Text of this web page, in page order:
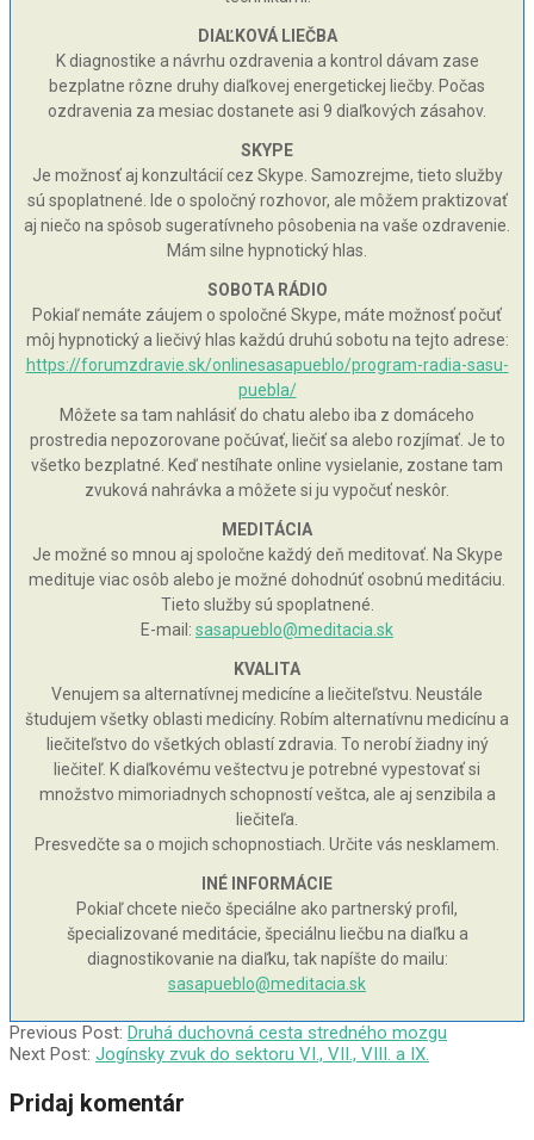
DIAĽKOVÁ LIEČBA
K diagnostike a návrhu ozdravenia a kontrol dávam zase
bezplatne rôzne druhy diaľkovej energetickej liečby. Počas
ozdravenia za mesiac dostanete asi 9 diaľkových zásahov.
SKYPE
Je možnosť aj konzultácií cez Skype. Samozrejme, tieto služby
sú spoplatnené. Ide o spoločný rozhovor, ale môžem praktizovať
aj niečo na spôsob sugeratívneho pôsobenia na vaše ozdravenie.
Mám silne hypnotický hlas.
SOBOTA RÁDIO
Pokiaľ nemáte záujem o spoločné Skype, máte možnosť počuť
môj hypnotický a liečivý hlas každú druhú sobotu na tejto adrese:
https://forumzdravie.sk/onlinesasapueblo/program-radia-sasu-
puebla/
Môžete sa tam nahlásiť do chatu alebo iba z domáceho
prostredia nepozorovane počúvať, liečiť sa alebo rozjímať. Je to
všetko bezplatné. Keď nestíhate online vysielanie, zostane tam
zvuková nahrávka a môžete si ju vypočuť neskôr.
MEDITÁCIA
Je možné so mnou aj spoločne každý deň meditovať. Na Skype
medituje viac osôb alebo je možné dohodnúť osobnú meditáciu.
Tieto služby sú spoplatnené.
E-mail: sasapueblo@meditacia.sk
KVALITA
Venujem sa alternatívnej medicíne a liečiteľstvu. Neustále
študujem všetky oblasti medicíny. Robím alternatívnu medicínu a
liečiteľstvo do všetkých oblastí zdravia. To nerobí žiadny iný
liečiteľ. K diaľkovému veštectvu je potrebné vypestovať si
množstvo mimoriadnych schopností veštca, ale aj senzibila a
liečiteľa.
Presvedčte sa o mojich schopnostiach. Určite vás nesklamem.
INÉ INFORMÁCIE
Pokiaľ chcete niečo špeciálne ako partnerský profil,
špecializované meditácie, špeciálnu liečbu na diaľku a
diagnostikovanie na diaľku, tak napíšte do mailu:
sasapueblo@meditacia.sk
2007-
07-
Previous Post: Druhá duchovná cesta stredného mozgu
Next Post: Jogínsky zvuk do sektoru VI., VII., VIII. a IX.
Pridaj komentár